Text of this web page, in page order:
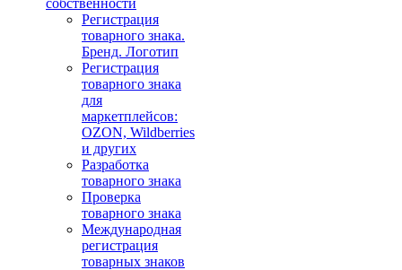
собственности
Регистрация
товарного знака.
Бренд. Логотип
Регистрация
товарного знака
для
маркетплейсов:
OZON, Wildberries
и других
Разработка
товарного знака
Проверка
товарного знака
Международная
регистрация
товарных знаков